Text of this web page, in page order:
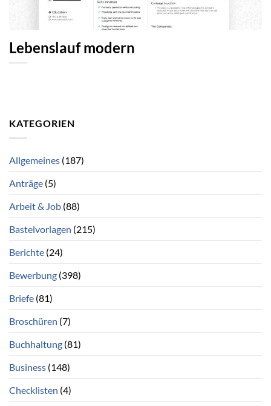
Lebenslauf modern
KATEGORIEN
Allgemeines (187)
Anträge (5)
Arbeit & Job (88)
Bastelvorlagen (215)
Berichte (24)
Bewerbung (398)
Briefe (81)
Broschüren (7)
Buchhaltung (81)
Business (148)
Checklisten (4)